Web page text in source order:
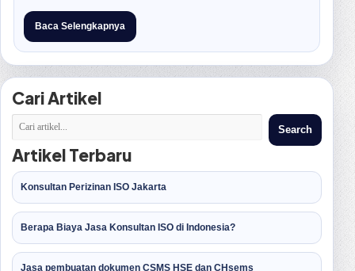
Baca Selengkapnya
Cari Artikel
Search
Artikel Terbaru
Konsultan Perizinan ISO Jakarta
Berapa Biaya Jasa Konsultan ISO di Indonesia?
Jasa pembuatan dokumen CSMS HSE dan CHsems